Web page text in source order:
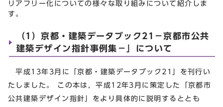
リアフリー化についての様々な取り組みについて紹介しま
す。
（1）京都・建築データブック21－京都市公共
建築デザイン指針事例集－」について
平成13年3月に「京都・建築データブック21」を刊行い
たしました。 この本は，平成12年3月に策定した「京都市
公共建築デザイン指針」をより具体的に説明するととも